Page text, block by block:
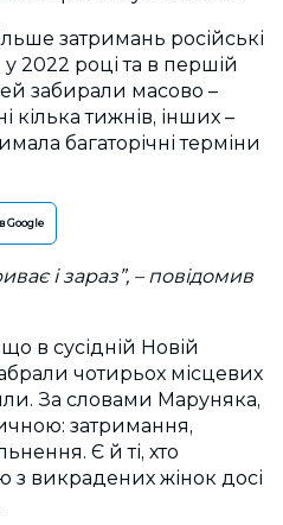
затримань російські
2022 році та в першій
забирали масово –
тижнів, інших –
багаторічні терміни
Google
і зараз”, –повідомив
в сусідній Новій
чотирьох місцевих
За словами Маруняка,
затримання,
Є й ті, хто
з викрадених жінок досі